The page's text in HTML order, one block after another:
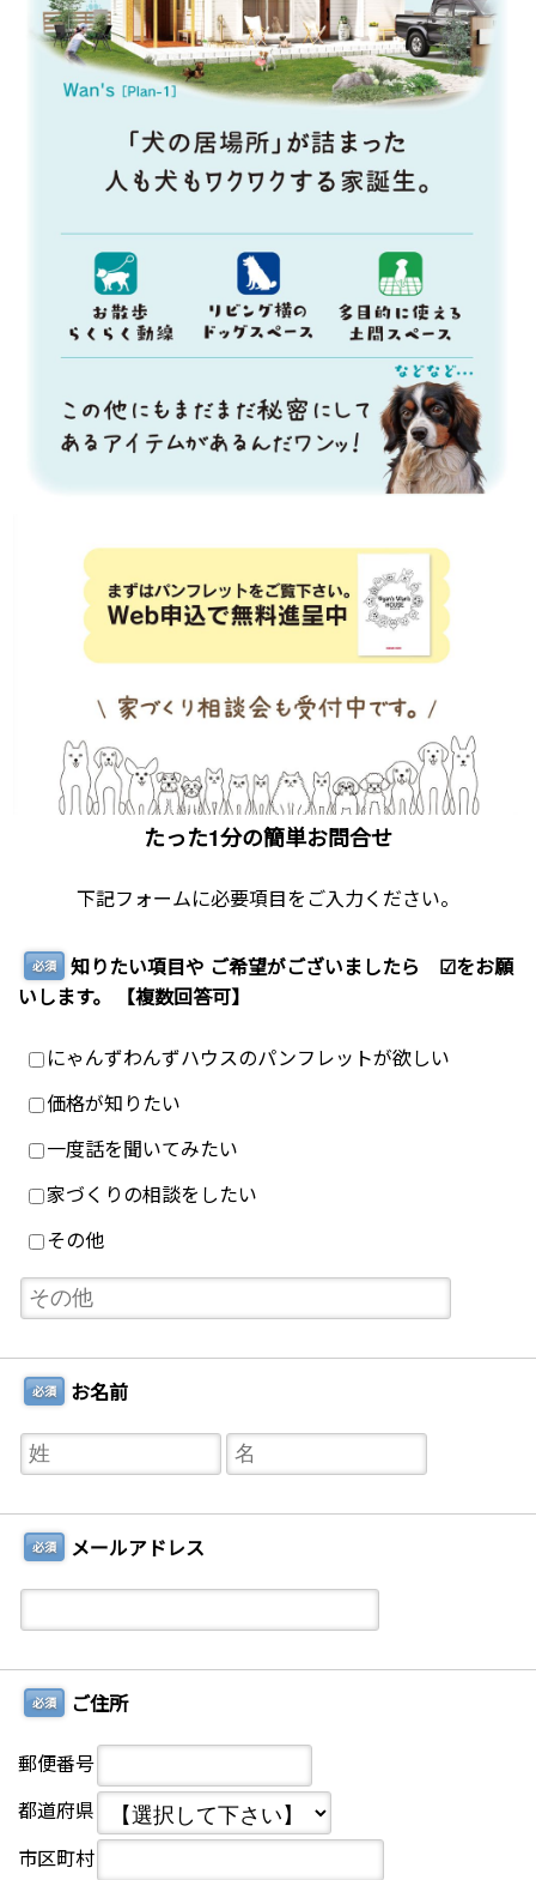
たった1分の簡単お問合せ
下記フォームに必要項目をご入力ください。
必須
知りたい項目や ご希望がございましたら ☑をお願
いします。 【複数回答可】
にゃんずわんずハウスのパンフレットが欲しい
価格が知りたい
一度話を聞いてみたい
家づくりの相談をしたい
その他
必須 お名前
必須 メールアドレス
必須 ご住所
郵便番号
都道府県
市区町村